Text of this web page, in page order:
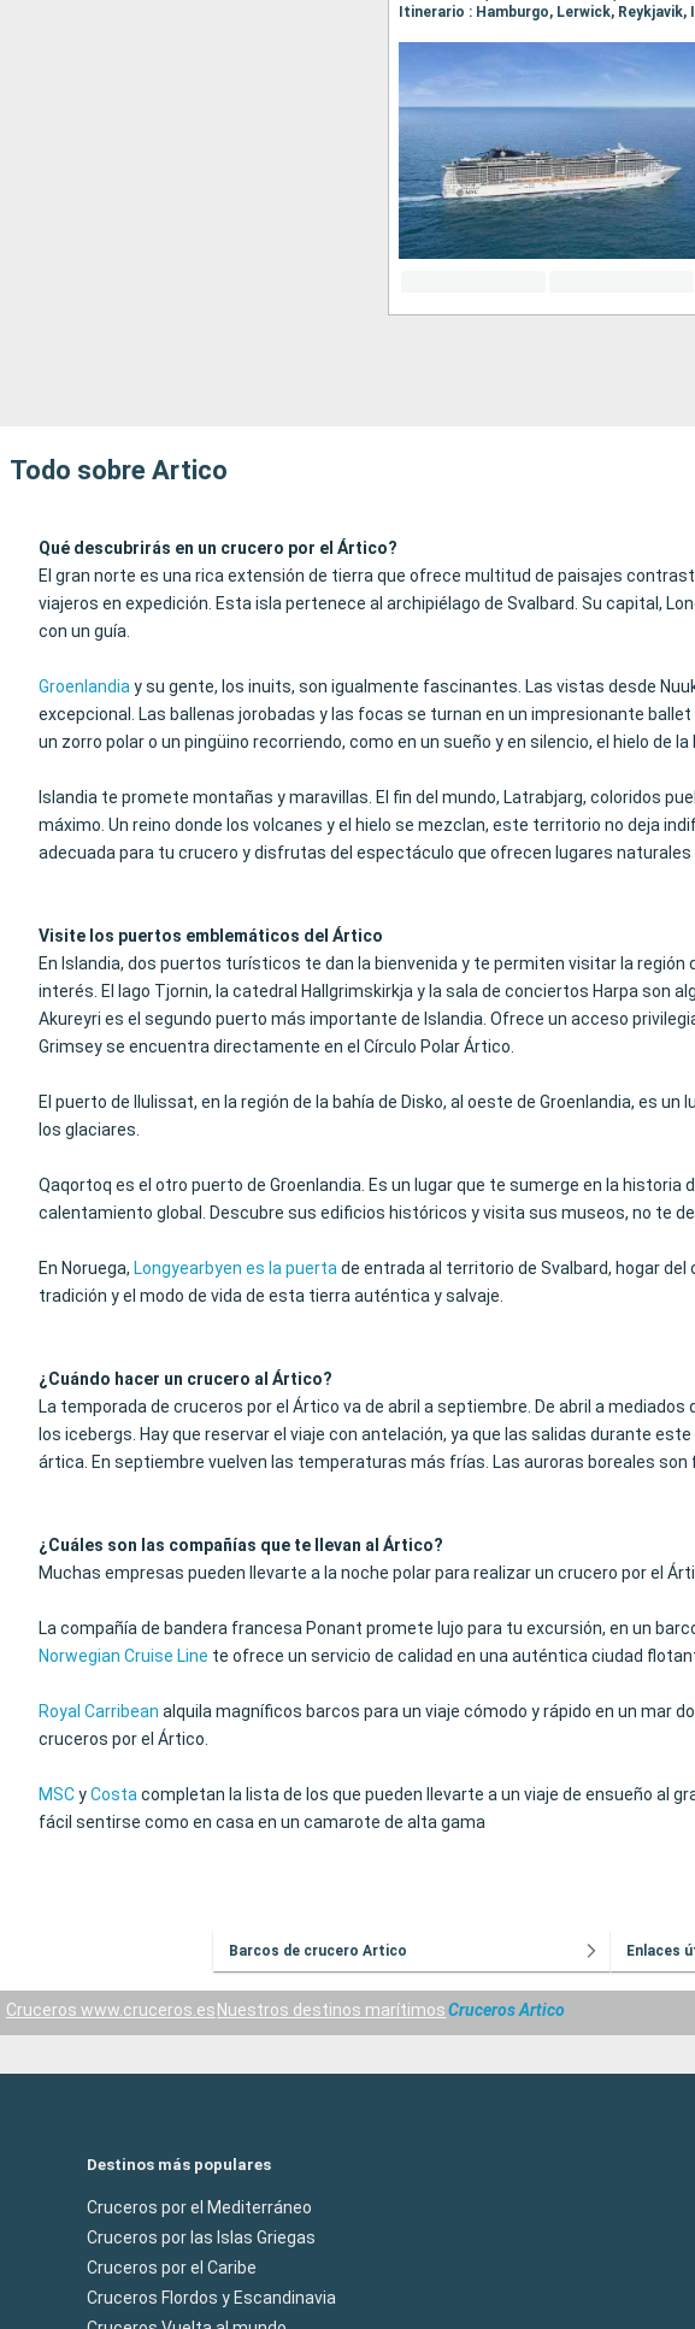
Itinerario : Hamburgo, Lerwick,
Todo sobre Artico
Qué descubrirás en un crucero por el Ártico?
El gran norte es una rica extensión de tierra que ofrece multitud de paisajes
viajeros en expedición. Esta isla pertenece al archipiélago de Svalbard. Su capital,
con un guía.
Groenlandia y su gente, los inuits, son igualmente fascinantes. Las vistas desde
excepcional. Las ballenas jorobadas y las focas se turnan en un impresionante
un zorro polar o un pingüino recorriendo, como en un sueño y en silencio, el hielo de la
Islandia te promete montañas y maravillas. El fin del mundo, Latrabjarg, coloridos
máximo. Un reino donde los volcanes y el hielo se mezclan, este territorio no deja
adecuada para tu crucero y disfrutas del espectáculo que ofrecen lugares
Visite los puertos emblemáticos del Ártico
En Islandia, dos puertos turísticos te dan la bienvenida y te permiten visitar la región
interés. El lago Tjornin, la catedral Hallgrimskirkja y la sala de conciertos Harpa son
Akureyri es el segundo puerto más importante de Islandia. Ofrece un acceso
Grimsey se encuentra directamente en el Círculo Polar Ártico.
El puerto de Ilulissat, en la región de la bahía de Disko, al oeste de Groenlandia, es
los glaciares.
Qaqortoq es el otro puerto de Groenlandia. Es un lugar que te sumerge en la
calentamiento global. Descubre sus edificios históricos y visita sus museos, no te
En Noruega, Longyearbyen es la puerta de entrada al territorio de Svalbard, hogar
tradición y el modo de vida de esta tierra auténtica y salvaje.
¿Cuándo hacer un crucero al Ártico?
La temporada de cruceros por el Ártico va de abril a septiembre. De abril a
los icebergs. Hay que reservar el viaje con antelación, ya que las salidas durante
ártica. En septiembre vuelven las temperaturas más frías. Las auroras boreales son
¿Cuáles son las compañías que te llevan al Ártico?
Muchas empresas pueden llevarte a la noche polar para realizar un crucero por el
La compañía de bandera francesa Ponant promete lujo para tu excursión, en un
Norwegian Cruise Line te ofrece un servicio de calidad en una auténtica ciudad
Royal Carribean alquila magníficos barcos para un viaje cómodo y rápido en un mar
cruceros por el Ártico.
MSCyCosta completan la lista de los que pueden llevarte a un viaje de ensueño al
fácil sentirse como en casa en un camarote de alta gama
Barcos de crucero Artico Enlaces
Cruceros www.cruceros.es Nuestros destinos marítimosCruceros Artico
Destinos más populares
Cruceros por el Mediterráneo
Cruceros por las Islas Griegas
Cruceros por el Caribe
Cruceros Flordos y Escandinavia